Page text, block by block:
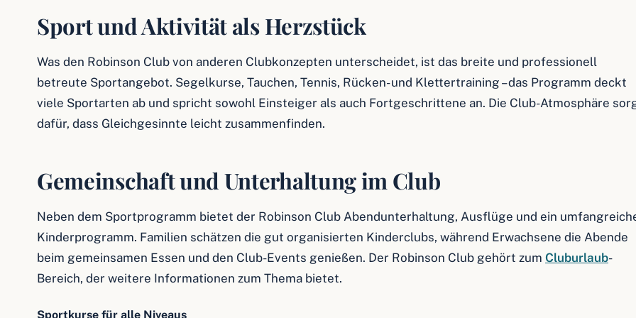
Sport und Aktivität als Herzstück
Was den Robinson Club von anderen Clubkonzepten unterscheidet, ist das breite und professionell
betreute Sportangebot. Segelkurse, Tauchen, Tennis, Rücken- und Klettertraining – das Programm deckt
viele Sportarten ab und spricht sowohl Einsteiger als auch Fortgeschrittene an. Die Club-Atmosphäre
dafür, dass Gleichgesinnte leicht zusammenfinden.
Gemeinschaft und Unterhaltung im Club
Neben dem Sportprogramm bietet der Robinson Club Abendunterhaltung, Ausflüge und ein
Kinderprogramm. Familien schätzen die gut organisierten Kinderclubs, während Erwachsene die Abende
beim gemeinsamen Essen und den Club-Events genießen. Der Robinson Club gehört zum Cluburlaub-
Bereich, der weitere Informationen zum Thema bietet.
Sportkurse für alle Niveaus